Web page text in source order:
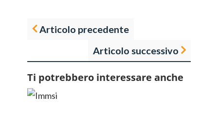
Articolo precedente
Articolo successivo
Ti potrebbero interessare anche